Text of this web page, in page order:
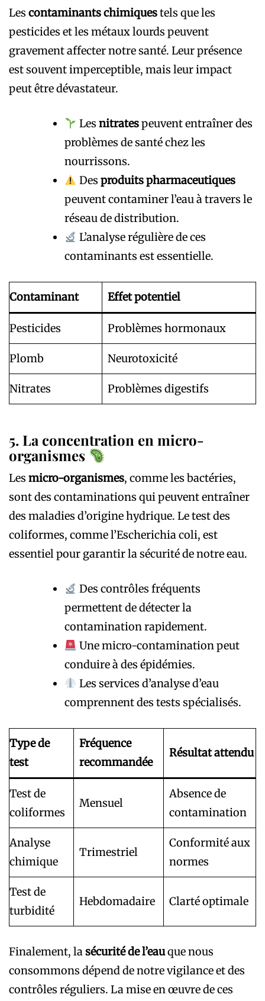
Les contaminants chimiquestels que les
pesticides et les métaux lourds peuvent
gravement affecter notre santé. Leur présence
est souvent imperceptible, mais leur impact
peut être dévastateur.
Les nitratespeuvent entraîner des
problèmes de santé chez les
nourrissons.
Des produits pharmaceutiques
peuvent contaminer l’eau à travers le
réseau de distribution.
L’analyse régulière de ces
contaminants est essentielle.
Contaminant Effet potentiel
Pesticides Problèmes hormonaux
Plomb Neurotoxicité
Nitrates Problèmes digestifs
5. La concentration en micro-
organismes
Les micro-organismes, comme les bactéries,
sont des contaminations qui peuvent entraîner
des maladies d’origine hydrique. Le test des
coliformes, comme l’Escherichia coli, est
essentiel pour garantir la sécurité de notre eau.
Des contrôles fréquents
permettent de détecter la
contamination rapidement.
Une micro-contamination peut
conduire à des épidémies.
Les services d’analyse d’eau
comprennent des tests spécialisés.
Type de
test
Fréquence
recommandée
Résultat attendu
Test de
coliformes
Mensuel
Absence de
contamination
Analyse
chimique
Trimestriel
Conformité aux
normes
Test de
turbidité
Hebdomadaire Clarté optimale
Finalement, lasécurité de l’eauque nous
consommons dépend de notre vigilance et des
contrôles réguliers. La mise en œuvre de ces